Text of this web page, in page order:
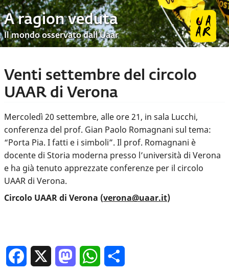
A ragion veduta
Il mondo osservato dall’Uaar
Venti settembre del circolo
UAAR di Verona
Mercoledì 20 settembre, alle ore 21, in sala Lucchi,
conferenza del prof. Gian Paolo Romagnani sul tema:
“Porta Pia. I fatti e i simboli”. Il prof. Romagnani è
docente di Storia moderna presso l’università di Verona
e ha già tenuto apprezzate conferenze per il circolo
UAAR di Verona.
Circolo UAAR di Verona (verona@uaar.it)
Facebook MastodonWhatsApp